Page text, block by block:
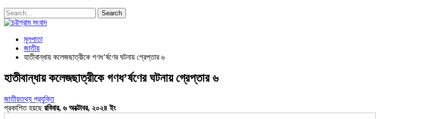
মূলপাতা
জাতীয়
হাতীবান্ধায় কলেজছাত্রীকে গণধ’র্ষণের ঘটনায় গ্রেপ্তার ৬
হাতীবান্ধায় কলেজছাত্রীকে গণধ’র্ষণের ঘটনায় গ্রেপ্তার ৬
জাতীয়তথ্য প্রযুক্তি
প্রকাশিত হয়ছেরবিবার, ৬ অক্টোবর, ২০২৪ ইং